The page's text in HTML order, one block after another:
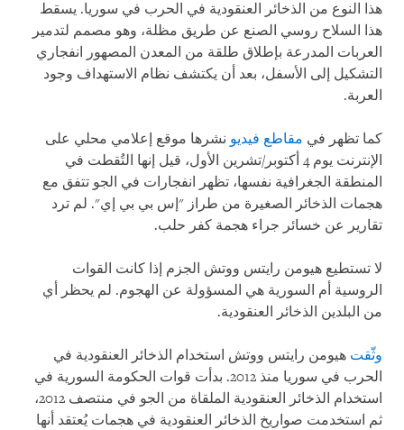
هذا النوع من الذخائر العنقودية في الحرب في سوريا. يسقط
هذا السلاح روسي الصنع عن طريق مظلة، وهو مصمم لتدمير
العربات المدرعة بإطلاق طلقة من المعدن المصهور انفجاري
التشكيل إلى الأسفل، بعد أن يكتشف نظام الاستهداف وجود
العربة.
كما تظهر في مقاطع فيديو نشرها موقع إعلامي محلي على
الإنترنت يوم 4 أكتوبر/تشرين الأول، قيل إنها التُقطت في
المنطقة الجغرافية نفسها، تظهر انفجارات في الجو تتفق مع
هجمات الذخائر الصغيرة من طراز "إس بي بي إي". لم ترد
تقارير عن خسائر جراء هجمة كفر حلب.
لا تستطيع هيومن رايتس ووتش الجزم إذا كانت القوات
الروسية أم السورية هي المسؤولة عن الهجوم. لم يحظر أي
من البلدين الذخائر العنقودية.
وثّقت هيومن رايتس ووتش استخدام الذخائر العنقودية في
الحرب في سوريا منذ 2012. بدأت قوات الحكومة السورية في
استخدام الذخائر العنقودية الملقاة من الجو في منتصف 2012،
ثم استخدمت صواريخ الذخائر العنقودية في هجمات يُعتقد أنها